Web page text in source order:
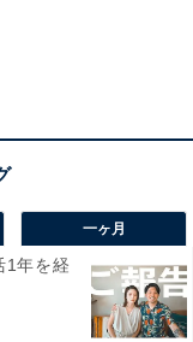
一ヶ月
1年を経